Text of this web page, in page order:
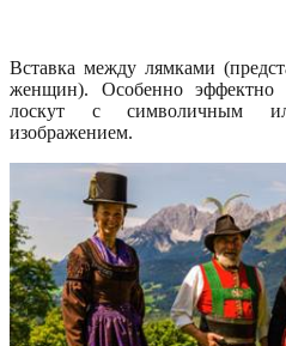
Вставка между лямками
женщин). Особенно эффектно
лоскут с символичным
изображением.